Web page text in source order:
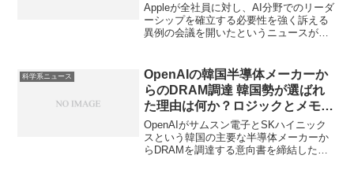
Appleが全社員に対し、AI分野でのリーダ
ーシップを確立する必要性を強く訴える
異例の会議を開いたというニュースが報
おり、巻き返しが重要と考えています。
Appleの強みを活かし、どのようなAI開発
を図るのかを知ることができます。
科学系ニュース
OpenAIの韓国半導体メーカーか
らのDRAM調達 韓国勢が選ばれ
た理由は何か？ロジックとメモリ
の製造方法の違いは？
OpenAIがサムスン電子とSKハイニック
スという韓国の主要な半導体メーカーか
らDRAMを調達する意向書を締結したこ